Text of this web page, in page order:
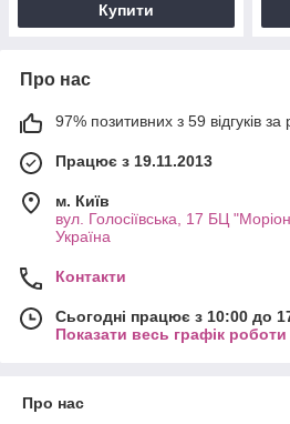
Купити
Про нас
97% позитивних з 59 відгуків за
Працює з 19.11.2013
м. Київ
вул. Голосіївська, 17 БЦ
Україна
Контакти
Сьогодні працює з 10:00 до
Показати весь графік роботи
Про нас